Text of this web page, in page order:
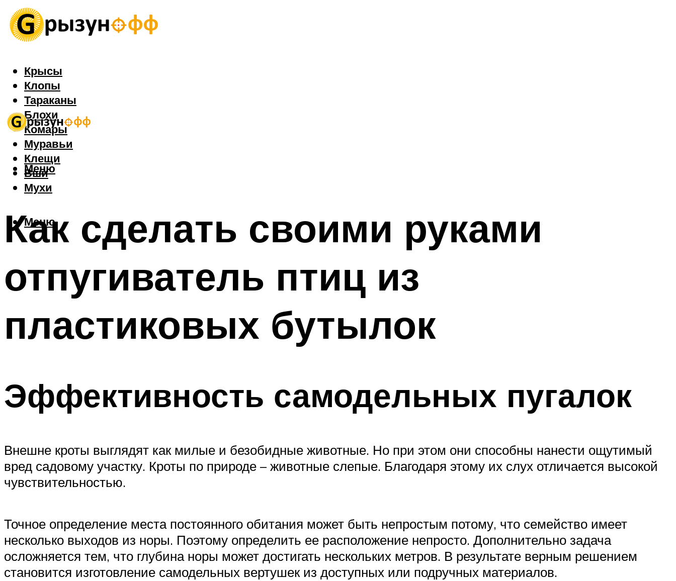
Крысы
Клопы
Тараканы
Блохи
Комары
Муравьи
Клещи
Вши
Мухи
Меню
Меню
Как сделать своими руками
отпугиватель птиц из
пластиковых бутылок
Эффективность самодельных пугалок
Внешне кроты выглядят как милые и безобидные животные. Но при этом они способны нанести ощутимый
вред садовому участку. Кроты по природе – животные слепые. Благодаря этому их слух отличается высокой
чувствительностью.
Точное определение места постоянного обитания может быть непростым потому, что семейство имеет
несколько выходов из норы. Поэтому определить ее расположение непросто. Дополнительно задача
осложняется тем, что глубина норы может достигать нескольких метров. В результате верным решением
становится изготовление самодельных вертушек из доступных или подручных материалов.